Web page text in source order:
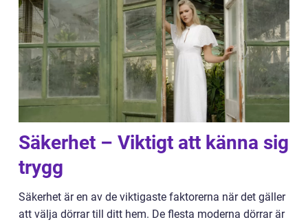
Säkerhet – Viktigt att känna sig
trygg
Säkerhet är en av de viktigaste faktorerna när det gäller
att välja dörrar till ditt hem. De flesta moderna dörrar är